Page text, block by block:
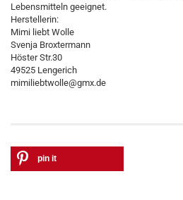
Lebensmitteln geeignet.
Herstellerin:
Mimi liebt Wolle
Svenja Broxtermann
Höster Str.30
49525 Lengerich
mimiliebtwolle@gmx.de
pin it